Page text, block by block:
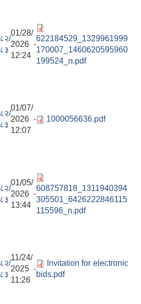
८२/
८३
01/28/
2026 -
12:24
622184529_1329961999
170007_1460620595960
199524_n.pdf
८२/
८३
01/07/
2026 -
12:07
1000056636.pdf
८२/
८३
01/05/
2026 -
13:44
608757818_1311940394
305501_6426222846115
115596_n.pdf
८२/
८३
11/24/
2025 -
11:26
Invitation for electronic
bids.pdf